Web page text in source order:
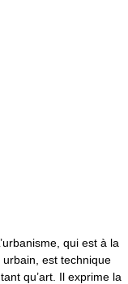
qui est à la
urbain, est technique
qu’art. Il exprime la